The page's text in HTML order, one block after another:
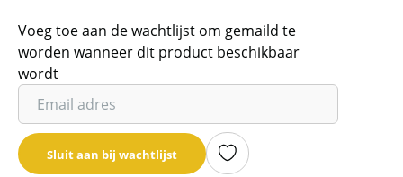
Voeg toe aan de wachtlijst om gemaild te
worden wanneer dit product beschikbaar
wordt
Vul
je
email
adresSluit aan bij wachtlijst